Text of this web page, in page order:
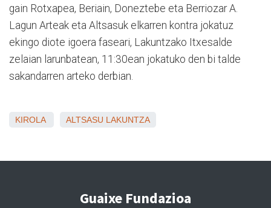
gain Rotxapea, Beriain, Doneztebe eta Berriozar A.
Lagun Arteak eta Altsasuk elkarren kontra jokatuz
ekingo diote igoera faseari, Lakuntzako Itxesalde
zelaian larunbatean, 11:30ean jokatuko den bi talde
sakandarren arteko derbian.
KIROLA ALTSASU LAKUNTZA
Guaixe Fundazioa